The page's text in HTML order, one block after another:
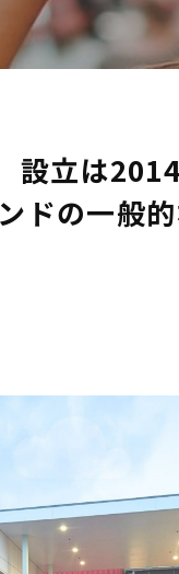
設立は
ドの一般